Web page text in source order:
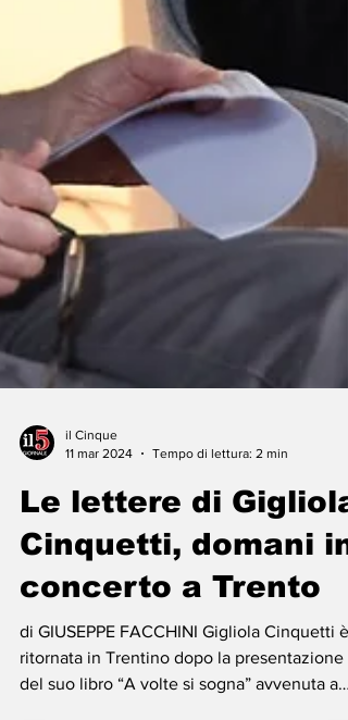
11 mar 2024
Tempo di lettura: 2 min
Le lettere di Gigliola
Cinquetti, domani in
concerto a Trento
di GIUSEPPE FACCHINI Gigliola Cinquetti è